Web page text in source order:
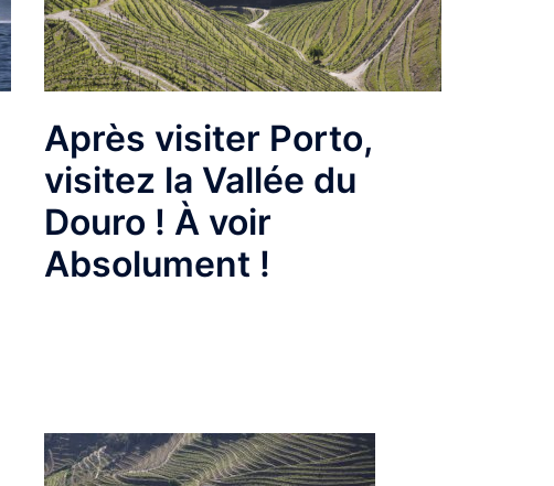
Après visiter Porto,
visitez la Vallée du
Douro ! À voir
Absolument !